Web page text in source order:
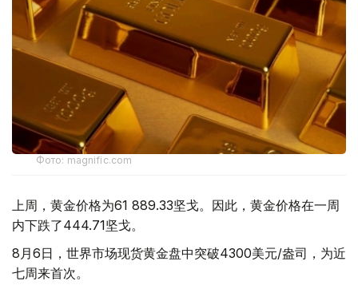
Фото: magnific.com
上周，黄金价格为61 889.33坚戈。因此，黄金价格在一周
内下跌了444.71坚戈。
8月6日，世界市场现货黄金盘中突破4300美元/盎司，为近
七周来首次。